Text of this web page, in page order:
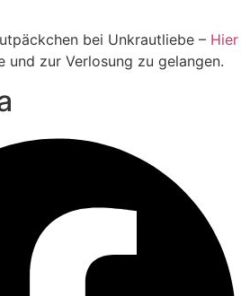
bei Unkraut­lie­be – Hier
und zur Ver­lo­sung zu gelangen.